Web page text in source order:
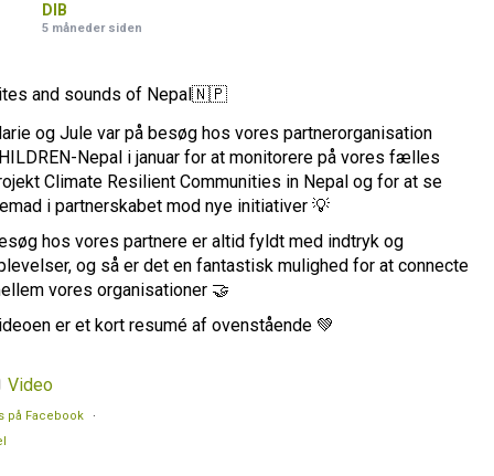
DIB
5 måneder siden
and sounds of Nepal🇳🇵
og Jule var på besøg hos vores partnerorganisation
Nepal i januar for at monitorere på vores fælles
Climate Resilient Communities in Nepal og for at se
i partnerskabet mod nye initiativer 💡
hos vores partnere er altid fyldt med indtryk og
og så er det en fantastisk mulighed for at connecte
vores organisationer 🤝
er et kort resumé af ovenstående 💚
Video
på Facebook
·